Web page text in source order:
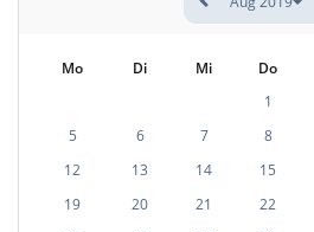
Mo Di Mi Do
1
5
6 7 8
12
13 14 15
19
20 21 22